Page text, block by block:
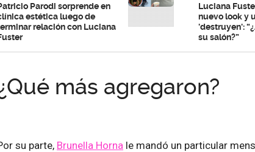
Parodi sorprende en
estética luego de
relación con Luciana
Luciana
nuevo look y
'destruyen':
su salón?”
más agregaron?
su parte, Brunella Horna le mandó un particular